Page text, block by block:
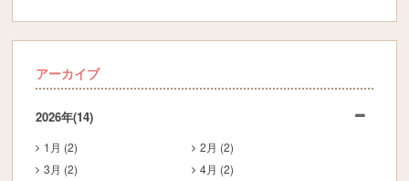
アーカイブ
2026年(14)
1月 (2)
2月 (2)
3月 (2)
4月 (2)